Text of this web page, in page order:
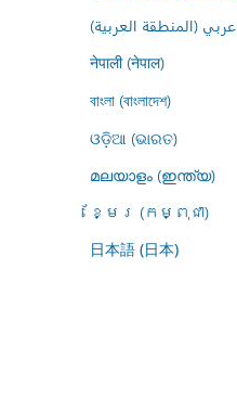
عربي (المنطقة العربية)
नेपाली (नेपाल)
বাংলা (বাংলাদেশ)
ଓଡ଼ିଆ (ଭାରତ)
മലയാളം (ഇന്ത്യ)
ខ្មែរ (កម្ពុជា)
日本語 (日本)